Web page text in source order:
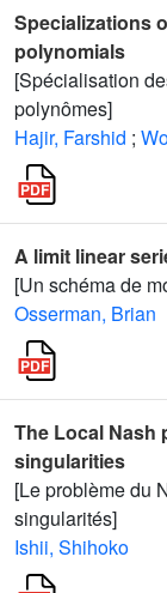
Specializations
polynomials
[Spécialisation
polynômes]
Hajir, Farshid ;
A limit linear
[Un schéma de
Osserman, Brian
The Local Nash
singularities
[Le problème du
singularités]
Ishii, Shihoko